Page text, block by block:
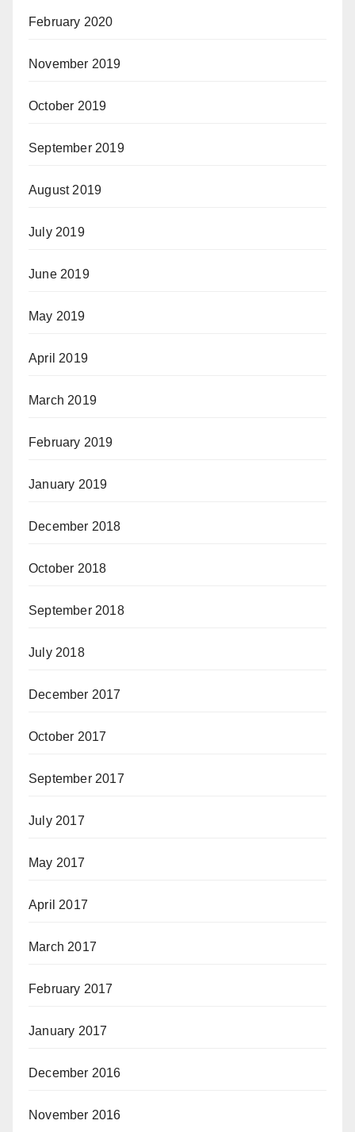
February 2020
November 2019
October 2019
September 2019
August 2019
July 2019
June 2019
May 2019
April 2019
March 2019
February 2019
January 2019
December 2018
October 2018
September 2018
July 2018
December 2017
October 2017
September 2017
July 2017
May 2017
April 2017
March 2017
February 2017
January 2017
December 2016
November 2016